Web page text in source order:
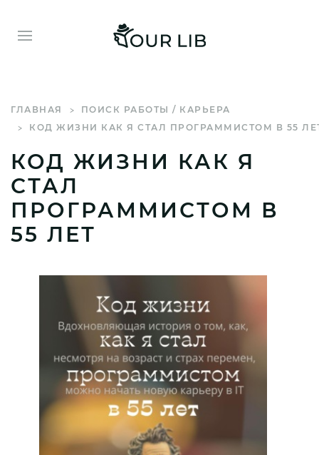
ГЛАВНАЯ
ПОИСК РАБОТЫ / КАРЬЕРА
КОД ЖИЗНИ КАК Я СТАЛ ПРОГРАММИСТОМ В 55
КОД ЖИЗНИ КАК Я
СТАЛ
ПРОГРАММИСТОМ В
55 ЛЕТ